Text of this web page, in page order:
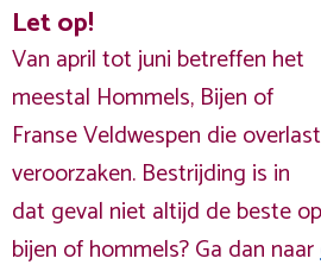
Let op!
Van april tot juni betreffen het
meestal Hommels, Bijen of
Franse Veldwespen die overlast
veroorzaken. Bestrijding is in
dat geval niet altijd de beste
bijen of hommels? Ga dan naar